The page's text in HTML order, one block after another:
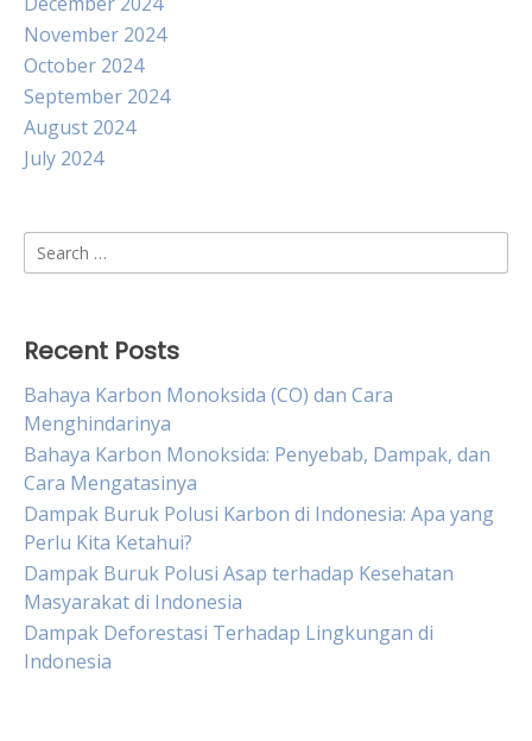
November 2024
October 2024
September 2024
August 2024
July 2024
Search
for:
Recent Posts
Bahaya Karbon Monoksida (CO) dan Cara
Menghindarinya
Bahaya Karbon Monoksida: Penyebab, Dampak, dan
Cara Mengatasinya
Dampak Buruk Polusi Karbon di Indonesia: Apa yang
Perlu Kita Ketahui?
Dampak Buruk Polusi Asap terhadap Kesehatan
Masyarakat di Indonesia
Dampak Deforestasi Terhadap Lingkungan di
Indonesia